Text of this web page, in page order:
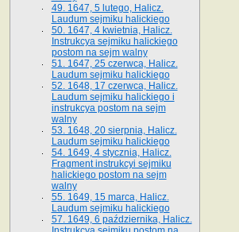
49. 1647, 5 lutego, Halicz.
Laudum sejmiku halickiego
50. 1647, 4 kwietnia, Halicz.
Instrukcya sejmiku halickiego
postom na sejm walny
51. 1647, 25 czerwca, Halicz.
Laudum sejmiku halickiego
52. 1648, 17 czerwca, Halicz.
Laudum sejmiku halickiego i
instrukcya postom na sejm
walny
53. 1648, 20 sierpnia, Halicz.
Laudum sejmiku halickiego
54. 1649, 4 stycznia, Halicz.
Fragment instrukcyi sejmiku
halickiego postom na sejm
walny
55. 1649, 15 marca, Halicz.
Laudum sejmiku halickiego
57. 1649, 6 października, Halicz.